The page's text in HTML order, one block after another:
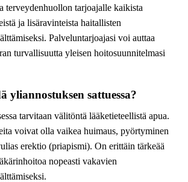
terveydenhuollon tarjoajalle kaikista
ja lisäravinteista haitallisten
Palveluntarjoajasi voi auttaa
turvallisuutta yleisen hoitosuunnitelmasi
yliannostuksen sattuessa?
tarvitaan välitöntä lääketieteellistä apua.
voivat olla vaikea huimaus, pyörtyminen
erektio (priapismi). On erittäin tärkeää
nopeasti vakavien